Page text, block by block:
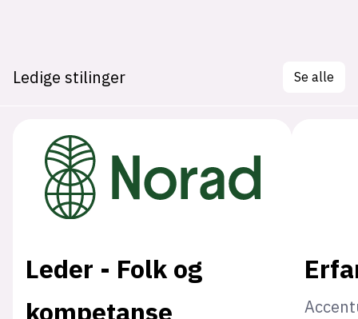
Ledige stilinger Se alle
Leder - Folk og
kompetanse